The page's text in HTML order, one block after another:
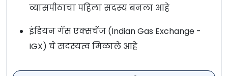
व्यासपीठाचा पहिला सदस्य बनला आहे
इंडियन गॅस एक्सचेंज (Indian Gas Exchange -
IGX) चे सदस्यत्व मिळाले आहे